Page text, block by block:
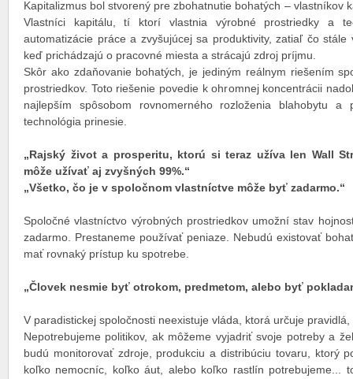
Kapitalizmus bol stvorený pre zbohatnutie bohatých – vlastníkov
Vlastníci kapitálu, tí ktorí vlastnia výrobné prostriedky a
automatizácie práce a zvyšujúcej sa produktivity, zatiaľ čo
keď prichádzajú o pracovné miesta a strácajú zdroj príjmu.
Skôr ako zdaňovanie bohatých, je jediným reálnym riešením
prostriedkov. Toto riešenie povedie k ohromnej koncentrácii
najlepším spôsobom rovnomerného rozloženia blahobytu a
technológia prinesie.
„Rajský život a prosperitu, ktorú si teraz užíva len Wall
môže užívať aj zvyšných 99%.“
„Všetko, čo je v spoločnom vlastníctve môže byť zadarmo.“
Spoločné vlastníctvo výrobných prostriedkov umožní stav
zadarmo. Prestaneme používať peniaze. Nebudú existovať
mať rovnaký prístup ku spotrebe.
„Človek nesmie byť otrokom, predmetom, alebo byť
V paradistickej spoločnosti neexistuje vláda, ktorá určuje
Nepotrebujeme politikov, ak môžeme vyjadriť svoje potreby a
budú monitorovať zdroje, produkciu a distribúciu tovaru, ktorý
koľko nemocníc, koľko áut, alebo koľko rastlín potrebujeme...